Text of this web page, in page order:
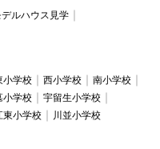
デルハウス見学
小学校 西小学校
南小学校
小学校
宇留生小学校
東小学校 川並小学校